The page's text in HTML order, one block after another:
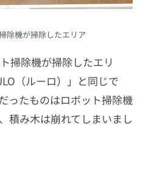
除機が掃除したエリア
掃除機が掃除したエリ
（ルーロ）」と同じで
ったものはロボット掃除機
積み木は崩れてしまいまし